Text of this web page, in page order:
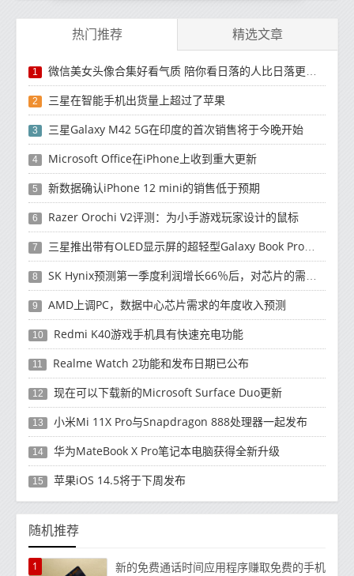
热门推荐 精选文章
1 微信美女头像合集好看气质 陪你看日落的人比日落更浪漫
2 三星在智能手机出货量上超过了苹果
3 三星Galaxy M42 5G在印度的首次销售将于今晚开始
4 Microsoft Office在iPhone上收到重大更新
5 新数据确认iPhone 12 mini的销售低于预期
6 Razer Orochi V2评测：为小手游戏玩家设计的鼠标
7 三星推出带有OLED显示屏的超轻型Galaxy Book Pro和Galaxy Book Pro 360笔记本电脑
8 SK Hynix预测第一季度利润增长66％后，对芯片的需求将增强
9 AMD上调PC，数据中心芯片需求的年度收入预测
10 Redmi K40游戏手机具有快速充电功能
11 Realme Watch 2功能和发布日期已公布
12 现在可以下载新的Microsoft Surface Duo更新
13 小米Mi 11X Pro与Snapdragon 888处理器一起发布
14 华为MateBook X Pro笔记本电脑获得全新升级
15 苹果iOS 14.5将于下周发布
随机推荐
1
新的免费通话时间应用程序赚取免费的手机